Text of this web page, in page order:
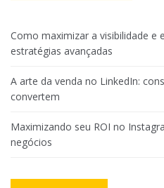
Como maximizar a visibilidade e
estratégias avançadas
A arte da venda no LinkedIn:
convertem
Maximizando seu ROI no
negócios